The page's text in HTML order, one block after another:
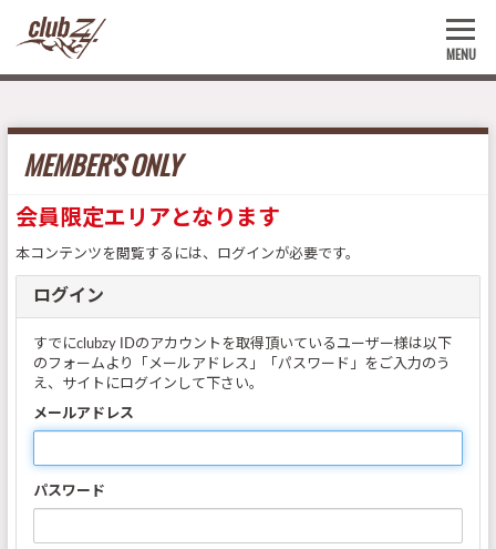
MENU
MEMBER'S ONLY
会員限定エリアとなります
本コンテンツを閲覧するには、ログインが必要です。
ログイン
すでにclubzy IDのアカウントを取得頂いているユーザー様は以下
のフォームより「メールアドレス」「パスワード」をご入力のう
え、サイトにログインして下さい。
メールアドレス
パスワード